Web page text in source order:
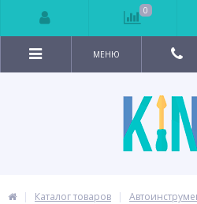
МЕНЮ
Каталог товаров
0